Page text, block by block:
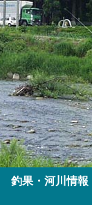
釣果・河川情報